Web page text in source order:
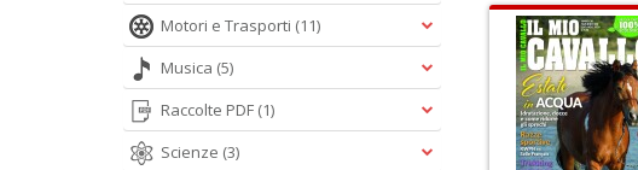
Motori e Trasporti (11)
Musica (5)
Raccolte PDF (1)
Scienze (3)